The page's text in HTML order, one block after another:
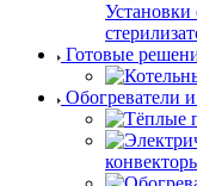
Готовые
Обогреватели